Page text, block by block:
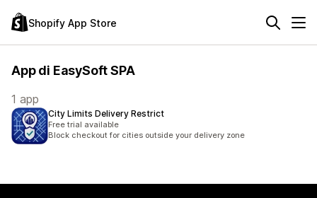
Shopify App Store
App di EasySoft SPA
1 app
City Limits Delivery Restrict
Free trial available
Block checkout for cities outside your delivery zone